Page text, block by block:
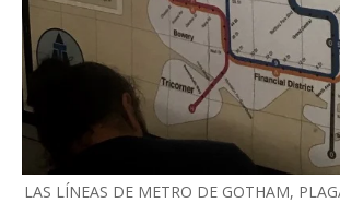
LAS LÍNEAS DE METRO DE GOTHAM,